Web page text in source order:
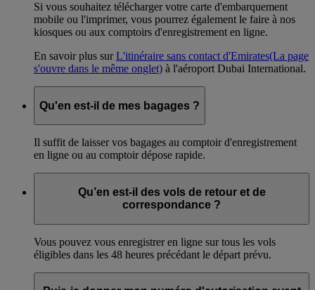
Si vous souhaitez télécharger votre carte d'embarquement
mobile ou l'imprimer, vous pourrez également le faire à nos
kiosques ou aux comptoirs d'enregistrement en ligne.
En savoir plus surL'itinéraire sans contact d'Emirates(La page
s'ouvre dans le même onglet) à l'aéroport Dubai International.
Qu'en est-il de mes bagages ?
Il suffit de laisser vos bagages au comptoir d'enregistrement
en ligne ou au comptoir dépose rapide.
Qu’en est-il des vols de retour et de
correspondance ?
Vous pouvez vous enregistrer en ligne sur tous les vols
éligibles dans les 48 heures précédant le départ prévu.